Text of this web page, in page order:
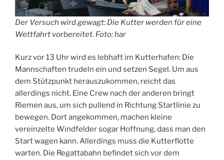
Der Versuch wird gewagt: Die Kutter werden für eine
Wettfahrt vorbereitet. Foto: har
Kurz vor 13 Uhr wird es lebhaft im Kutterhafen: Die
Mannschaften trudeln ein und setzen Segel. Um aus
dem Stützpunkt herauszukommen, reicht das
allerdings nicht. Eine Crew nach der anderen bringt
Riemen aus, um sich pullend in Richtung Startlinie zu
bewegen. Dort angekommen, machen kleine
vereinzelte Windfelder sogar Hoffnung, dass man den
Start wagen kann. Allerdings muss die Kutterflotte
warten. Die Regattabahn befindet sich vor dem